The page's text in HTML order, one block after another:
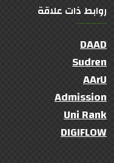
روابط ذات علاقة
DAAD
Sudren
AArU
Admission
Uni Rank
DIGIFLOW